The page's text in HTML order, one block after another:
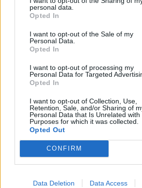
personal data.
Opted In
I want to opt-out of the Sale of my
Personal Data.
Opted In
I want to opt-out of processing my
Personal Data for Targeted
Opted In
I want to opt-out of Collection, Use,
Retention, Sale, and/or Sharing of
Personal Data that Is Unrelated with
Purposes for which it was collected.
Opted Out
CONFIRM
Data Deletion Data Access
Σήμερα η κρατική τηλεόραση
συνελήφθη ο διευθυντής μιας
και ένας άλλος αξιωματούχος
Κατηγορούνται ότι «αύξησαν την
χωρίς λόγο» γεγονός που
διαδηλώσεις σε όλη τη χώρα».
Καζακστάν , η μεγαλύτερη
Ασίας, που στο παρελθόν έβλεπε
ανάπτυξης, είδε το τένγκε να
πληθωρισμό να εκτινάσσεται,λόγω
τιμής του πετρελαίου και της
Αποδέχομαι τους
και την πολιτική
X